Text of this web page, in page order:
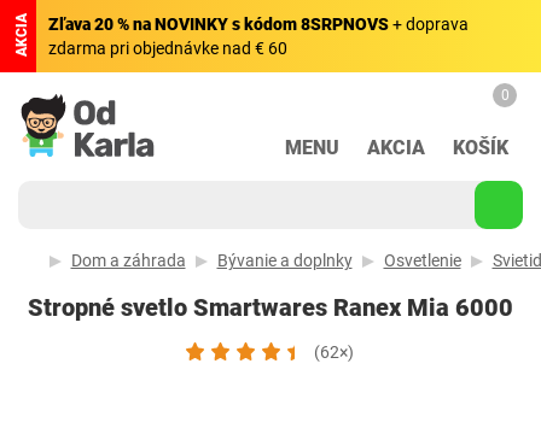
AKCIA Zľava 20 % na NOVINKY s kódom 8SRPNOVS+ doprava
zdarma pri objednávke nad € 60
MENU AKCIA
0
KOŠÍK
Dom a záhrada Bývanie a doplnky Osvetlenie
Stropné svetlo Smartwares Ranex Mia 6000
(62×)